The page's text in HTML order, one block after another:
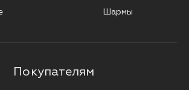
Шармы
Покупателям